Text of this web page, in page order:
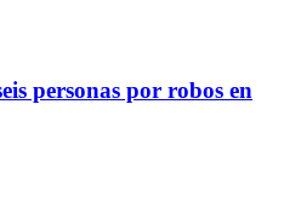
personas por robos en